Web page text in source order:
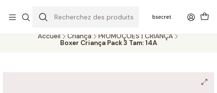
A 5 DIAS
Accueil Criança
PROMOÇÕES | CRIANÇA
Boxer Criança Pack 3 Tam: 14A